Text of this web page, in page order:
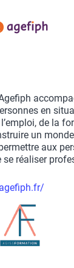
en
de la
un
aux
réaliser